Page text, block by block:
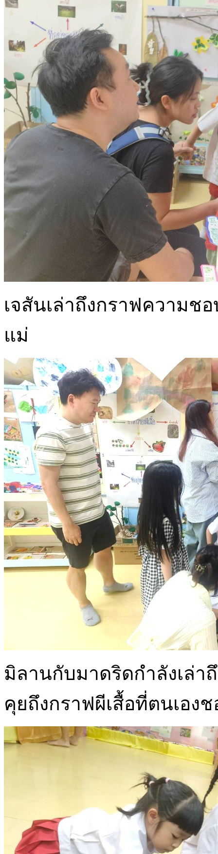
เจสันเล่าถึงกราฟความ
แม่
มิลานกับมาดริดกำลังเล่า
คุยถึงกราฟผีเสื้อที่ตนเอง